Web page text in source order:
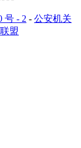
号 - 2 - 公安机关
盟